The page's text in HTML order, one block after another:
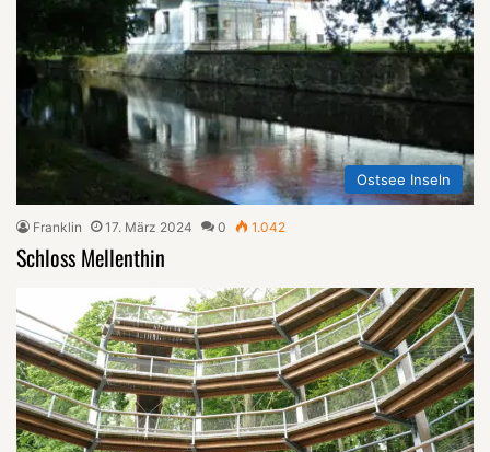
Ostsee Inseln
Franklin 17. März 2024 0 1.042
Schloss Mellenthin